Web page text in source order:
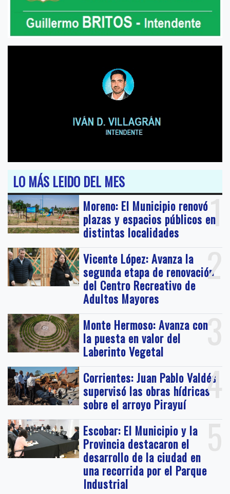
LO MÁS LEIDO DEL MES
1
Moreno: El Municipio renovó
plazas y espacios públicos en
distintas localidades
2
Vicente López: Avanza la
segunda etapa de renovación
del Centro Recreativo de
Adultos Mayores
3
Monte Hermoso: Avanza con
la puesta en valor del
Laberinto Vegetal
4
Corrientes: Juan Pablo Valdés
supervisó las obras hídricas
sobre el arroyo Pirayuí
5
Escobar: El Municipio y la
Provincia destacaron el
desarrollo de la ciudad en
una recorrida por el Parque
Industrial